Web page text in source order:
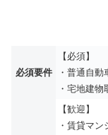
必須要件
【必須】
・普通自
・宅地建物
【歓迎】
・賃貸マ